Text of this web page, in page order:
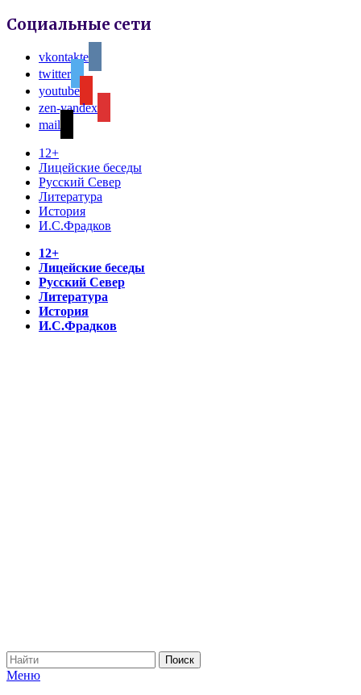
Социальные сети
vkontakte
twitter
youtube
zen-yandex
mail
12+
Лицейские беседы
Русский Север
Литература
История
И.С.Фрадков
12+
Лицейские беседы
Русский Север
Литература
История
И.С.Фрадков
Меню